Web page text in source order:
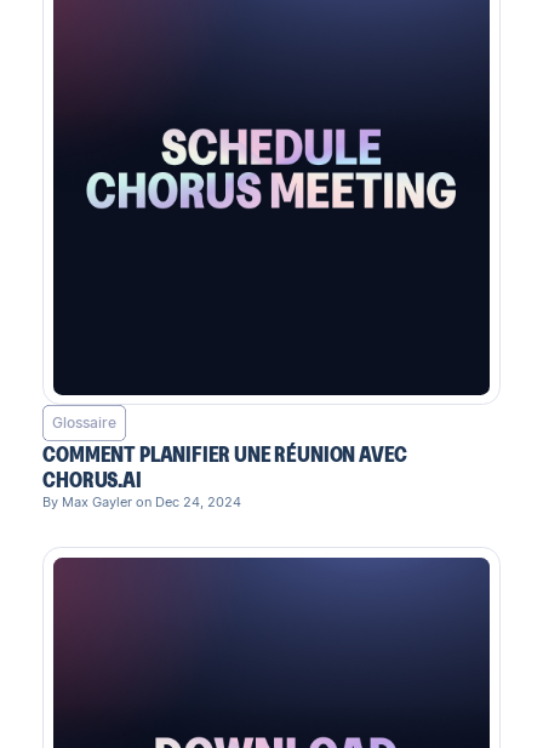
Glossaire
COMMENT PLANIFIER UNE RÉUNION AVEC
CHORUS.AI
By Max Gayler on Dec 24, 2024